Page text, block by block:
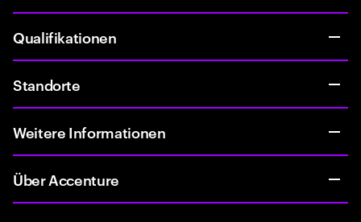
Qualifikationen
Standorte
Weitere Informationen
Über Accenture